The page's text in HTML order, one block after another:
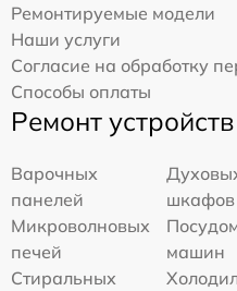
Ремонтируемые модели
Наши услуги
Согласие на обработку
Способы оплаты
Ремонт устройств
Варочных
панелей
шкафов
Микроволновых
печей
машин
Стиральных